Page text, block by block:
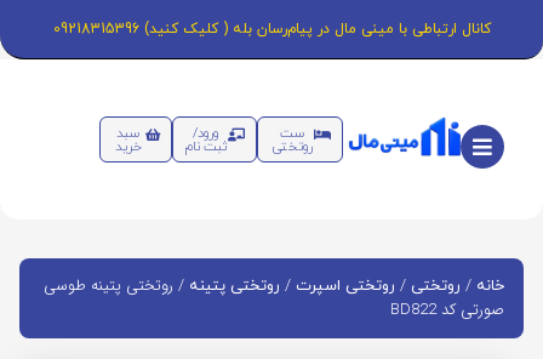
کانال ارتباطی با مینی مال در پیام‌رسان بله ( کلیک کنید) 09218315396
ست
روتختی
ورود/
ثبت نام
سبد
خرید
خانه / روتختی / روتختی اسپرت / روتختی پتینه / روتختی پتینه طوسی
صورتی کد BD822